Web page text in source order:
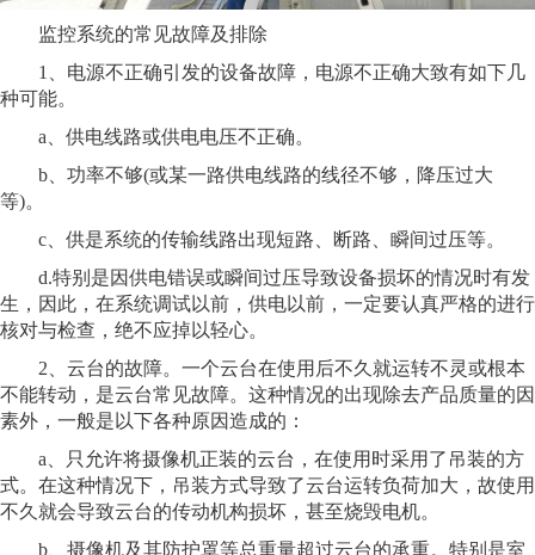
监控系统的常见故障及排除
1、电源不正确引发的设备故障，电源不正确大致有如下几
种可能。
a、供电线路或供电电压不正确。
b、功率不够(或某一路供电线路的线径不够，降压过大
等)。
c、供是系统的传输线路出现短路、断路、瞬间过压等。
d.特别是因供电错误或瞬间过压导致设备损坏的情况时有发
生，因此，在系统调试以前，供电以前，一定要认真严格的进行
核对与检查，绝不应掉以轻心。
2、云台的故障。一个云台在使用后不久就运转不灵或根本
不能转动，是云台常见故障。这种情况的出现除去产品质量的因
素外，一般是以下各种原因造成的：
a、只允许将摄像机正装的云台，在使用时采用了吊装的方
式。在这种情况下，吊装方式导致了云台运转负荷加大，故使用
不久就会导致云台的传动机构损坏，甚至烧毁电机。
b、摄像机及其防护罩等总重量超过云台的承重。特别是室